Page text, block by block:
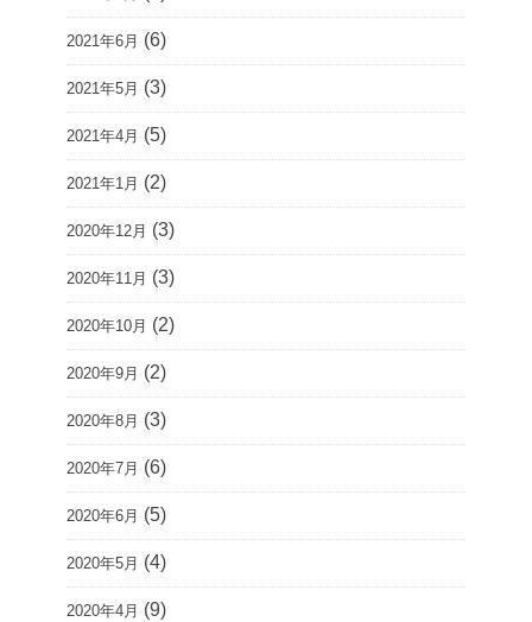
2021年6月 (6)
2021年5月 (3)
2021年4月 (5)
2021年1月 (2)
2020年12月 (3)
2020年11月 (3)
2020年10月 (2)
2020年9月 (2)
2020年8月 (3)
2020年7月 (6)
2020年6月 (5)
2020年5月 (4)
2020年4月 (9)